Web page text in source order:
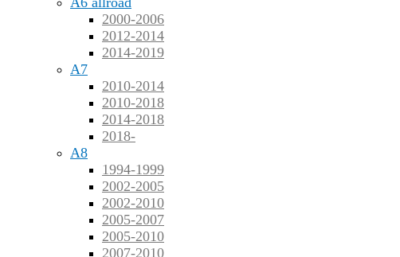
2000-2006
2012-2014
2014-2019
A7
2010-2014
2010-2018
2014-2018
2018-
A8
1994-1999
2002-2005
2002-2010
2005-2007
2005-2010
2007-2010